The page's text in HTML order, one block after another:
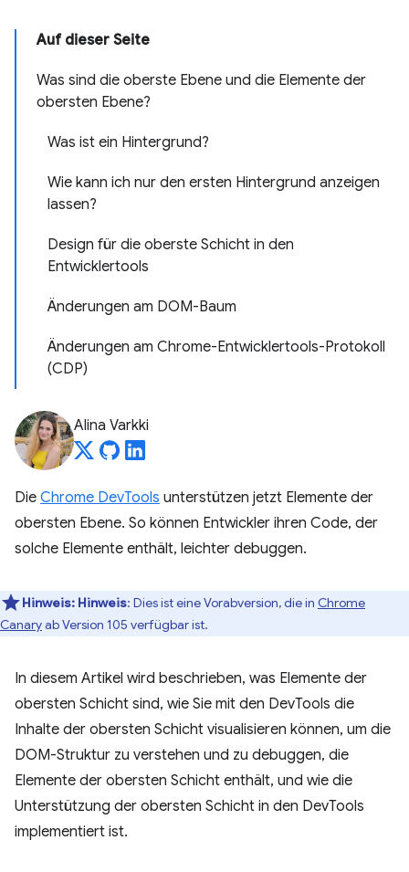
Auf dieser Seite
Was sind die oberste Ebene und die Elemente der
obersten Ebene?
Was ist ein Hintergrund?
Wie kann ich nur den ersten Hintergrund anzeigen
lassen?
Design für die oberste Schicht in den
Entwicklertools
Änderungen am DOM-Baum
Änderungen am Chrome-Entwicklertools-Protokoll
(CDP)
Alina Varkki
Die Chrome DevTools unterstützen jetzt Elemente der
obersten Ebene. So können Entwickler ihren Code, der
solche Elemente enthält, leichter debuggen.
Hinweis: Hinweis: Dies ist eine Vorabversion, die in Chrome
Canaryab Version 105 verfügbar ist.
In diesem Artikel wird beschrieben, was Elemente der
obersten Schicht sind, wie Sie mit den DevTools die
Inhalte der obersten Schicht visualisieren können, um die
DOM-Struktur zu verstehen und zu debuggen, die
Elemente der obersten Schicht enthält, und wie die
Unterstützung der obersten Schicht in den DevTools
implementiert ist.